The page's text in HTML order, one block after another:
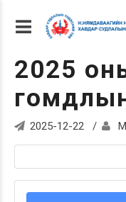
2025
2025-12-22